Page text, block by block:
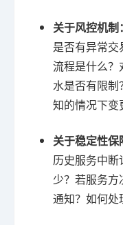
关于风控机制：
是否有异常
流程是什么？
水是否有限制
知的情况下变
关于稳定性保
历史服务中
少？若服务
通知？如何处